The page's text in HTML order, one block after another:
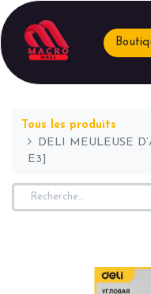
Tous les produits
DELI MEULEUSE
E3]